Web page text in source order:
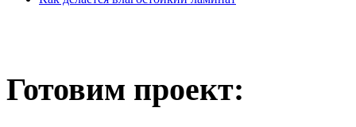
Готовим проект: